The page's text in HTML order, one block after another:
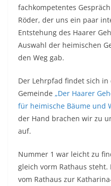
fachkompetentes
Röder, der uns ein paar
Entstehung des Haarer
Auswahl der heimischen
den Weg gab.
Der Lehrpfad findet sich
Gemeinde „Der Haarer
für heimische Bäume und
der Hand brachen wir zu
auf.
Nummer 1 war leicht zu
gleich vorm Rathaus
vom Rathaus zur